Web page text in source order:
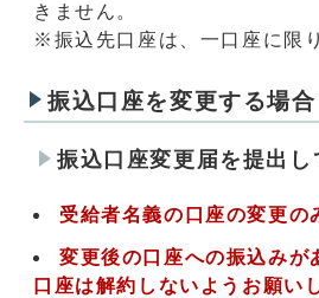
きません。
※振込先口座は、一口座に限
振込口座を変更する場合
振込口座変更届を提出し
受給者名義の口座の変更の
変更後の口座への振込みが
口座は解約しないようお願い